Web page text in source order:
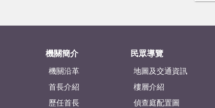
機關簡介
機關沿革
首長介紹
歷任首長
民眾導覽
地圖及交通資訊
樓層介紹
偵查庭配置圖